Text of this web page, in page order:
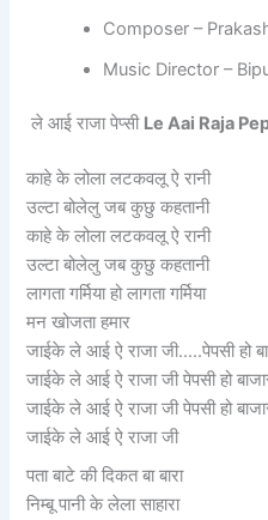
Composer –
Music Director –
ले आई राजा पेप्सी Le Aai Raja
काहे के लोला लटकवलू ऐ रानी
उल्टा बोलेलु जब कुछु कहतानी
काहे के लोला लटकवलू ऐ रानी
उल्टा बोलेलु जब कुछु कहतानी
लागता गर्मिया हो लागता गर्मिया
मन खोजता हमार
जाईके ले आई ऐ राजा जी…..पेपसी हो
जाईके ले आई ऐ राजा जी पेपसी हो
जाईके ले आई ऐ राजा जी पेपसी हो
जाईके ले आई ऐ राजा जी
पता बाटे की दिकत बा बारा
निम्बू पानी के लेला साहारा